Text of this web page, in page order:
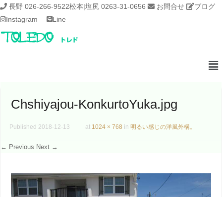
長野 026-266-9522松本|塩尻 0263-31-0656 お問合せ
ブログ
Instagram
Line
Chshiyajou-KonkurtoYuka.jpg
Published 2018-12-13 at 1024 × 768 in 明るい感じの洋風外構。
← Previous Next →